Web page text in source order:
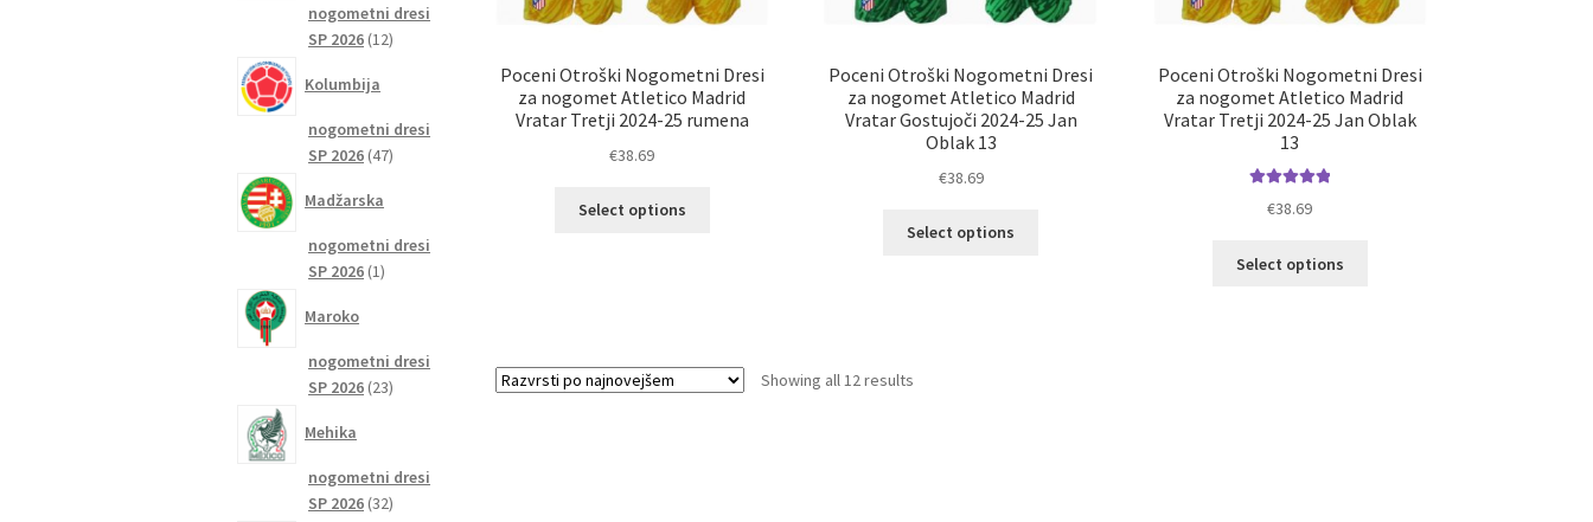
Poceni Otroški Nogometni Dresi
za nogomet Atletico Madrid
Vratar Tretji 2024-25 rumena
€38.69
Select options
izberete
Poceni Otroški Nogometni Dresi
za nogomet Atletico Madrid
Vratar Gostujoči 2024-25 Jan
Oblak 13
€38.69
Select options
Poceni Otroški Nogometni Dresi
za nogomet Atletico Madrid
Vratar Tretji 2024-25 Jan Oblak
13
€38.69
Select options
Showing all 12 resultsSorted
nogometni dresi
SP 2026 1212
Kolumbija
nogometni dresi
SP 2026 4747
Madžarska
nogometni dresi
SP 2026 11
Maroko
nogometni dresi
SP 2026 2323
Mehika
nogometni dresi
SP 2026 3232